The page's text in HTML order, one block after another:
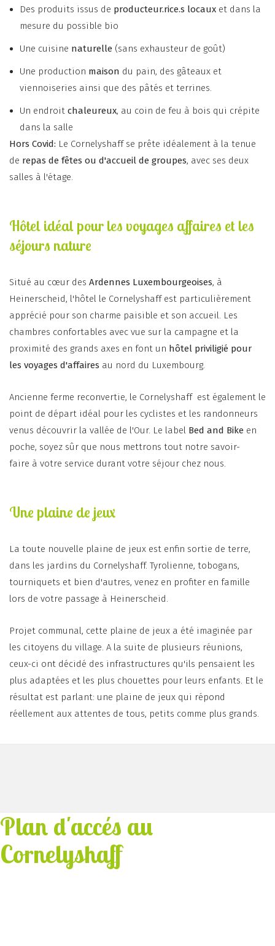
Des produits issus de producteur.rice.s locaux et dans la
mesure du possible bio
Une cuisine naturelle (sans exhausteur de goût)
Une production maison du pain, des gâteaux et
viennoiseries ainsi que des pâtés et terrines.
Un endroit chaleureux, au coin de feu à bois qui crépite
dans la salle
Hors Covid: Le Cornelyshaff se prête idéalement à la tenue
de repas de fêtes ou d'accueil de groupes, avec ses deux
salles à l'étage.
Hôtel idéal pour les voyages affaires et les
séjours nature
Situé au cœur des Ardennes Luxembourgeoises, à
Heinerscheid, l'hôtel le Cornelyshaff est particulièrement
apprécié pour son charme paisible et son accueil. Les
chambres confortables avec vue sur la campagne et la
proximité des grands axes en font un hôtel priviligié pour
les voyages d'affaires au nord du Luxembourg.
Ancienne ferme reconvertie, le Cornelyshaff est également le
point de départ idéal pour les cyclistes et les randonneurs
venus découvrir la vallée de l'Our. Le label Bed and Bike en
poche, soyez sûr que nous mettrons tout notre savoir-
faire à votre service durant votre séjour chez nous.
Une plaine de jeux
La toute nouvelle plaine de jeux est enfin sortie de terre,
dans les jardins du Cornelyshaff. Tyrolienne, tobogans,
tourniquets et bien d'autres, venez en profiter en famille
lors de votre passage à Heinerscheid.
Projet communal, cette plaine de jeux a été imaginée par
les citoyens du village. A la suite de plusieurs réunions,
ceux-ci ont décidé des infrastructures qu'ils pensaient les
plus adaptées et les plus chouettes pour leurs enfants. Et le
résultat est parlant: une plaine de jeux qui répond
réellement aux attentes de tous, petits comme plus grands.
Plan d'accés au
Cornelyshaff